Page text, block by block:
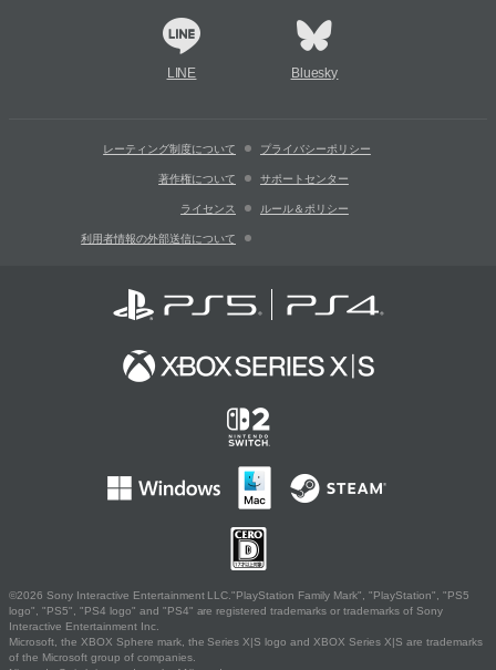
LINE Bluesky
レーティング制度について プライバシーポリシー
著作権について サポートセンター
ライセンス ルール＆ポリシー
利用者情報の外部送信について
©2026 Sony Interactive Entertainment LLC."PlayStation Family Mark", "PlayStation", "PS5
logo", "PS5", "PS4 logo" and "PS4" are registered trademarks or trademarks of Sony
Interactive Entertainment Inc.
Microsoft, the XBOX Sphere mark, the Series X|S logo and XBOX Series X|S are trademarks
of the Microsoft group of companies.